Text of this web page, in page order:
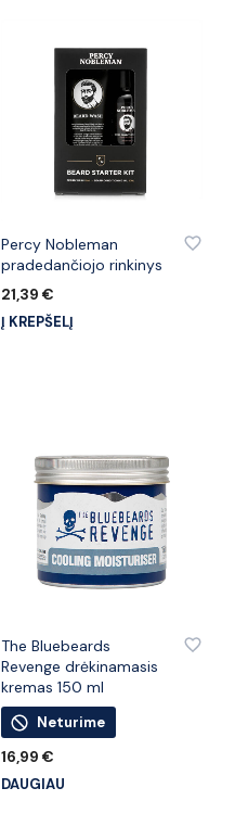
Percy Nobleman
pradedančiojo rinkinys
21,39 €
Į KREPŠELĮ
The Bluebeards
Revenge drėkinamasis
kremas 150 ml
Neturime
16,99 €
DAUGIAU